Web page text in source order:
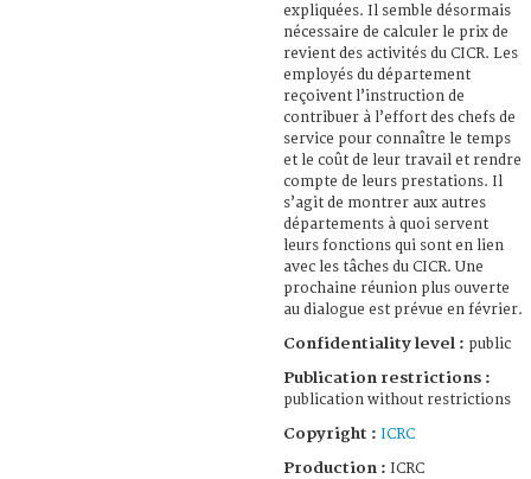
expliquées. Il semble désormais
nécessaire de calculer le prix de
revient des activités du CICR. Les
employés du département
reçoivent l’instruction de
contribuer à l’effort des chefs de
service pour connaître le temps
et le coût de leur travail et rendre
compte de leurs prestations. Il
s’agit de montrer aux autres
départements à quoi servent
leurs fonctions qui sont en lien
avec les tâches du CICR. Une
prochaine réunion plus ouverte
au dialogue est prévue en février.
Confidentiality level : public
Publication restrictions :
publication without restrictions
Copyright : ICRC
Production : ICRC